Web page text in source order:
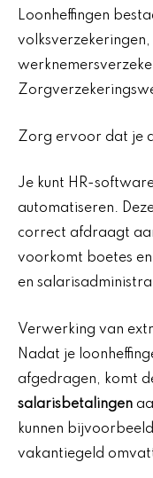
Loonheffingen
Zorg ervoor dat je
Je kunt HR-
automatiseren.
correct afdraagt
voorkomt boetes
en
Verwerking van
Nadat je
afgedragen, komt
salarisbetalingen
kunnen
vakantiegeld